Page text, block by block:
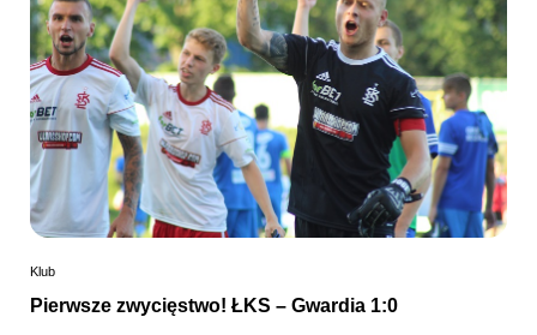
Klub
Pierwsze zwycięstwo! ŁKS – Gwardia 1:0